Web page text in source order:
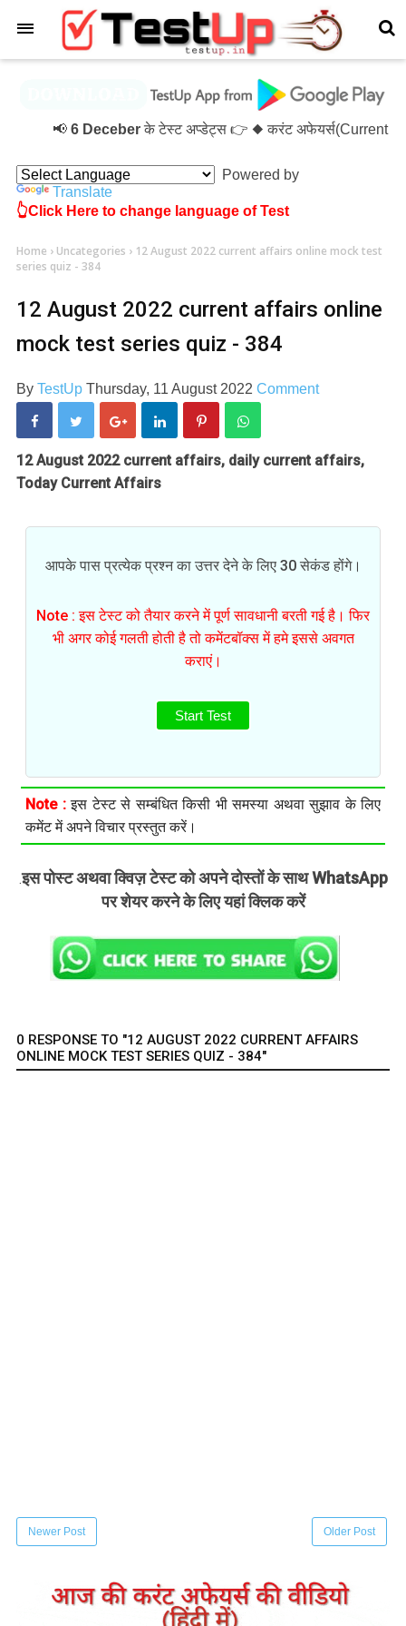
6 Deceberके टेस्ट अप्डेट्स 👉 ◆ करंट अफेयर्स(Current
Powered by
Translate
👆Click Here to change language of Test
Home › Uncategories › 12 August 2022 current affairs online mock test
series quiz - 384
12 August 2022 current affairs online
mock test series quiz - 384
By TestUp Thursday, 11 August 2022 Comment
12 August 2022 current affairs, daily current affairs,
Today Current Affairs
आपके पास प्रत्येक प्रश्न का उत्तर देने के लिए 30 सेकंड होंगे।
Note : इस टेस्ट को तैयार करने में पूर्ण सावधानी बरती गई है। फिर
भी अगर कोई गलती होती है तो कमेंटबॉक्स में हमे इससे अवगत
कराएं।
Start Test
Note :इस टेस्ट से सम्बंधित किसी भी समस्या अथवा सुझाव के लिए
कमेंट में अपने विचार प्रस्तुत करें।
.इस पोस्ट अथवा क्विज़ टेस्ट को अपने दोस्तों के साथ WhatsApp
पर शेयर करने के लिए यहां क्लिक करें
0 RESPONSE TO "12 AUGUST 2022 CURRENT AFFAIRS
ONLINE MOCK TEST SERIES QUIZ - 384"
Newer Post Older Post